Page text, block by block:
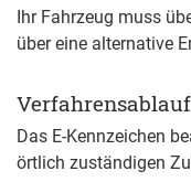
Ihr Fahrzeug muss
über eine alternative
Verfahrensablauf
Das E-Kennzeichen
örtlich zuständigen